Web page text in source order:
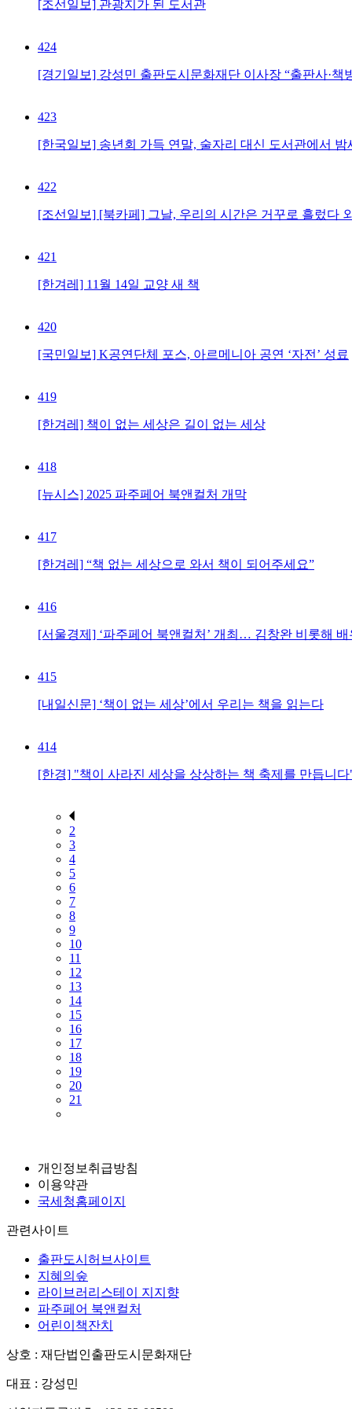
[조선일보] 관광지가 된 도서관
424
[경기일보] 강성민 출판도시문화재단 이사장 “출판사·책
423
[한국일보] 송년회 가득 연말, 술자리 대신 도서관에서 밤
422
[조선일보] [북카페] 그날, 우리의 시간은 거꾸로 흘렀다
421
[한겨레] 11월 14일 교양 새 책
420
[국민일보] K공연단체 포스, 아르메니아 공연 ‘자전’ 성료
419
[한겨레] 책이 없는 세상은 길이 없는 세상
418
[뉴시스] 2025 파주페어 북앤컬처 개막
417
[한겨레] “책 없는 세상으로 와서 책이 되어주세요”
416
[서울경제] ‘파주페어 북앤컬처’ 개최… 김창완 비롯해
415
[내일신문] ‘책이 없는 세상’에서 우리는 책을 읽는다
414
[한경] "책이 사라진 세상을 상상하는 책 축제를 만듭니
2
3
4
5
6
7
8
9
10
11
12
13
14
15
16
17
18
19
20
21
개인정보취급방침
이용약관
국세청홈페이지
관련사이트
출판도시허브사이트
지혜의숲
라이브러리스테이 지지향
파주페어 북앤컬처
어린이책잔치
상호 : 재단법인출판도시문화재단
대표 : 강성민